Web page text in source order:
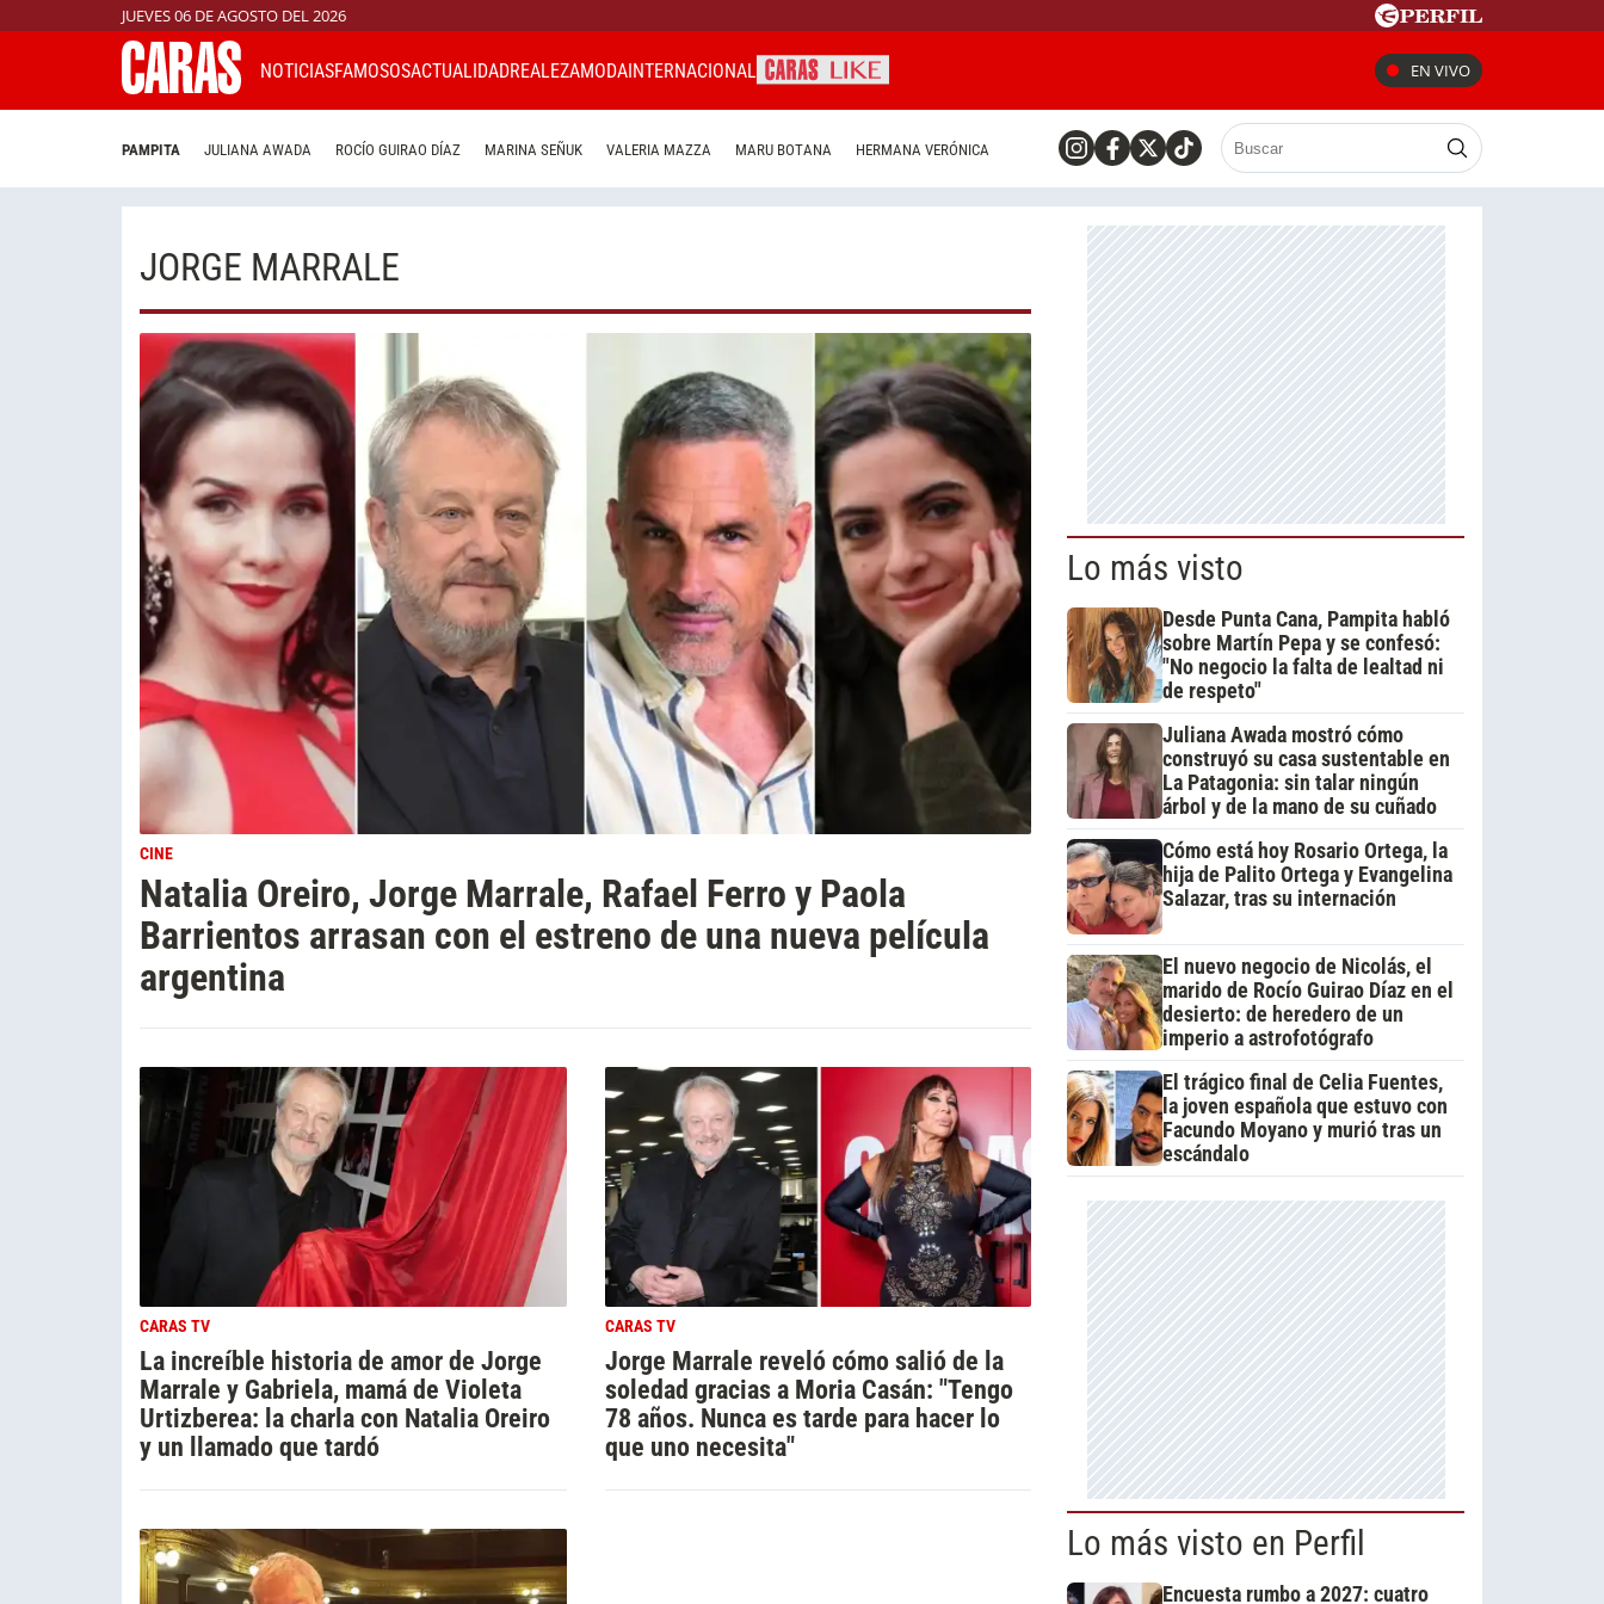
JUEVES 06 DE AGOSTO DEL 2026
NOTICIASFAMOSOSACTUALIDADREALEZAMODAINTERNACIONAL EN VIVO
PAMPITA JULIANA AWADA ROCÍO GUIRAO DÍAZ MARINA SEÑUK VALERIA MAZZA MARU BOTANA HERMANA VERÓNICA
JORGE MARRALE
CINE
Natalia Oreiro, Jorge Marrale, Rafael Ferro y Paola
Barrientos arrasan con el estreno de una nueva película
argentina
CARAS TV
La increíble historia de amor de Jorge
Marrale y Gabriela, mamá de Violeta
Urtizberea: la charla con Natalia Oreiro
y un llamado que tardó
CARAS TV
Jorge Marrale reveló cómo salió de la
soledad gracias a Moria Casán: "Tengo
78 años. Nunca es tarde para hacer lo
que uno necesita"
Lo más visto
Desde Punta Cana, Pampita habló
sobre Martín Pepa y se confesó:
"No negocio la falta de lealtad ni
de respeto"
Juliana Awada mostró cómo
construyó su casa sustentable en
La Patagonia: sin talar ningún
árbol y de la mano de su cuñado
Cómo está hoy Rosario Ortega, la
hija de Palito Ortega y Evangelina
Salazar, tras su internación
El nuevo negocio de Nicolás, el
marido de Rocío Guirao Díaz en el
desierto: de heredero de un
imperio a astrofotógrafo
El trágico final de Celia Fuentes,
la joven española que estuvo con
Facundo Moyano y murió tras un
escándalo
Lo más visto en Perfil
Encuesta rumbo a 2027: cuatro